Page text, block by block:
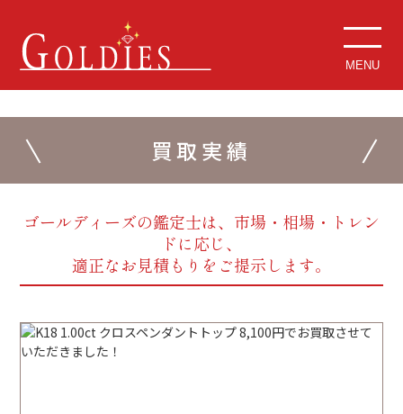
MENU
買取実績
ゴールディーズの鑑定士は、市場・相場・トレン
ドに応じ、
適正なお見積もりをご提示します。